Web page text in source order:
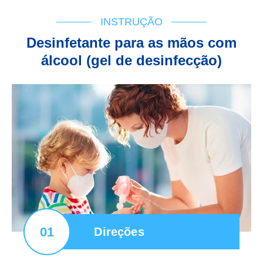
INSTRUÇÃO
Desinfetante para as mãos com
álcool (gel de desinfecção)
01 Direções